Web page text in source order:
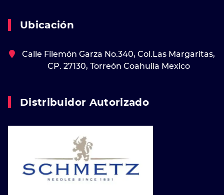
Ubicación
Calle Filemón Garza No.340, Col.Las Margaritas,
CP. 27130, Torreón Coahuila Mexico
Distribuidor Autorizado